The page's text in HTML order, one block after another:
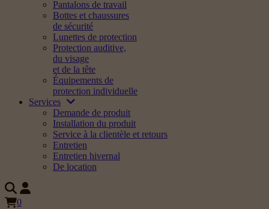
Pantalons de travail
Bottes et chaussures
de sécurité
Lunettes de protection
Protection auditive,
du visage
et de la tête
Équipements de
protection individuelle
Services
Demande de produit
Installation du produit
Service à la clientèle et retours
Entretien
Entretien hivernal
De location
0